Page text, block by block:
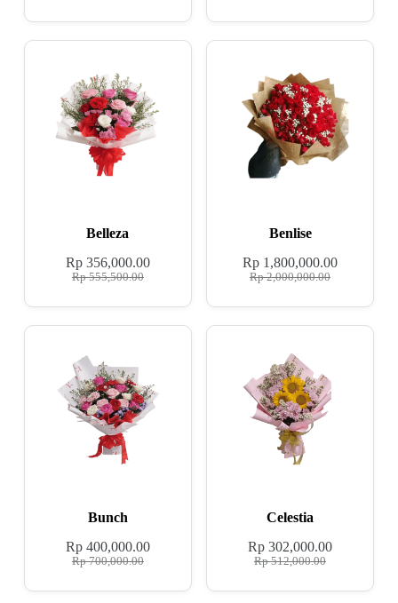
Belleza
Rp555,500.00
Rp356,000.00
Benlise
Rp2,000,000.00
Rp 1,800,000.00
Bunch
Rp700,000.00
Rp400,000.00
Celestia
Rp512,000.00
Rp 302,000.00